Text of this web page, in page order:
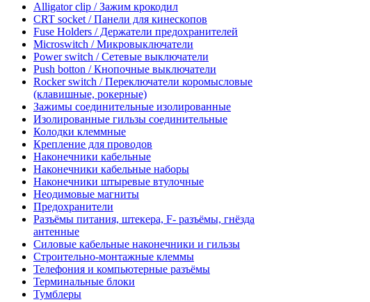
Alligator clip / Зажим крокодил
CRT socket / Панели для кинескопов
Fuse Holders / Держатели предохранителей
Microswitch / Микровыключатели
Power switch / Сетевые выключатели
Push botton / Кнопочные выключатели
Rocker switch / Переключатели коромысловые
(клавишные, рокерные)
Зажимы соединительные изолированные
Изолированные гильзы соединительные
Колодки клеммные
Крепление для проводов
Наконечники кабельные
Наконечники кабельные наборы
Наконечники штыревые втулочные
Неодимовые магниты
Предохранители
Разъёмы питания, штекера, F- разъёмы, гнёзда
антенные
Силовые кабельные наконечники и гильзы
Строительно-монтажные клеммы
Телефония и компьютерные разъёмы
Терминальные блоки
Тумблеры